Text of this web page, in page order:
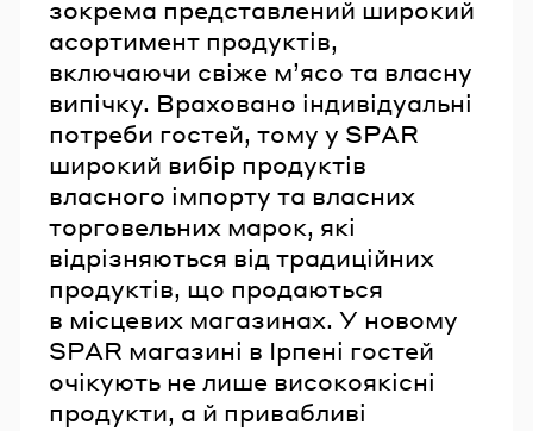
зокрема представлений широкий
асортимент продуктів,
включаючи свіже м’ясо та власну
випічку. Враховано індивідуальні
потреби гостей, тому у SPAR
широкий вибір продуктів
власного імпорту та власних
торговельних марок, які
відрізняються від традиційних
продуктів, що продаються
в місцевих магазинах. У новому
SPAR магазині в Ірпені гостей
очікують не лише високоякісні
продукти, а й привабливі